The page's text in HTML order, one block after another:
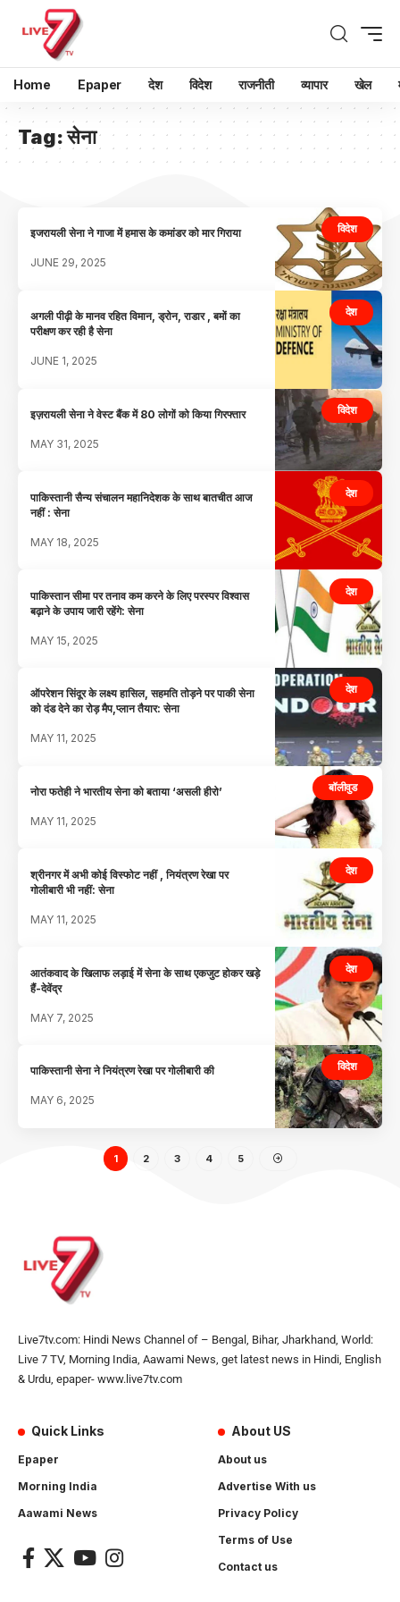
Home Epaper देश विदेश राजनीती व्यापार खेल
Tag:सेना
विदेश
इजरायली सेना ने गाजा में हमास के कमांडर को मार गिराया
JUNE 29, 2025
देश
अगली पीढ़ी के मानव रहित विमान, ड्रोन, राडार , बमों का
परीक्षण कर रही है सेना
JUNE 1, 2025
विदेश
इज़रायली सेना ने वेस्ट बैंक में 80 लोगों को किया गिरफ्तार
MAY 31, 2025
देश
पाकिस्तानी सैन्य संचालन महानिदेशक के साथ बातचीत आज
नहीं : सेना
MAY 18, 2025
देश
पाकिस्तान सीमा पर तनाव कम करने के लिए परस्पर विश्वास
बढ़ाने के उपाय जारी रहेंगे: सेना
MAY 15, 2025
देश
ऑपरेशन सिंदूर के लक्ष्य हासिल, सहमति तोड़ने पर पाकी सेना
को दंड देने का रोड़ मैप,प्लान तैयार: सेना
MAY 11, 2025
बॉलीवुड
नोरा फतेही ने भारतीय सेना को बताया ‘असली हीरो’
MAY 11, 2025
देश
श्रीनगर में अभी कोई विस्फोट नहीं , नियंत्रण रेखा पर
गोलीबारी भी नहीं: सेना
MAY 11, 2025
देश
आतंकवाद के खिलाफ लड़ाई में सेना के साथ एकजुट होकर खड़े
हैं-देवेंद्र
MAY 7, 2025
विदेश
पाकिस्तानी सेना ने नियंत्रण रेखा पर गोलीबारी की
MAY 6, 2025
1 2 3 4 5
Live7tv.com: Hindi News Channel of – Bengal, Bihar, Jharkhand, World:
Live 7 TV, Morning India, Aawami News, get latest news in Hindi, English
& Urdu, epaper- www.live7tv.com
Quick Links
Epaper
Morning India
Aawami News
About US
About us
Advertise With us
Privacy Policy
Terms of Use
Contact us